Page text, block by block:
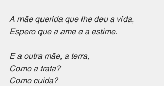
A mãe querida que lhe deu a vida,
Espero que a ame e a estime.
E a outra mãe, a terra,
Como a trata?
Como cuida?